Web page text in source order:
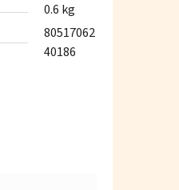
0.6 kg
80517062
40186